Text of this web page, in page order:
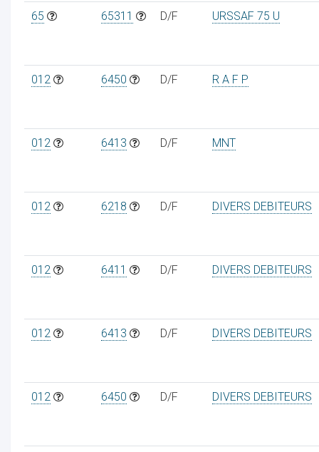
65 65311 D/F URSSAF 75 U
012 6450 D/F R A F P
012 6413 D/F MNT
012 6218 D/F DIVERS DEBITEURS
012 6411 D/F DIVERS DEBITEURS
012 6413 D/F DIVERS DEBITEURS
012 6450 D/F DIVERS DEBITEURS